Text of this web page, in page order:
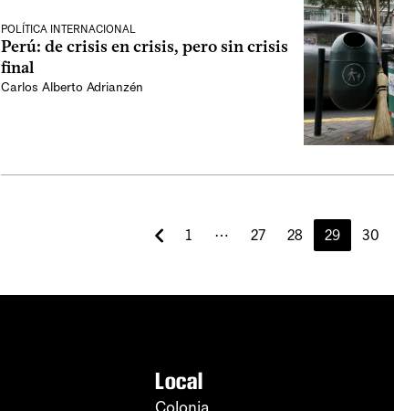
POLÍTICA INTERNACIONAL
Perú: de crisis en crisis, pero sin crisis
final
Carlos Alberto Adrianzén
1 ⋯ 27 28 29 30
Local